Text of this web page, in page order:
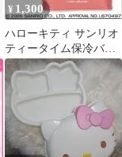
¥ 1,300
ハローキティ サンリオ
ティータイム保冷バッ
グ付ランチボックス お
弁当箱